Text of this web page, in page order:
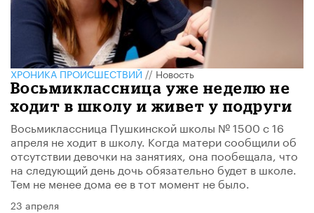
ХРОНИКА ПРОИСШЕСТВИЙ//Новость
Восьмиклассница уже неделю не
ходит в школу и живет у подруги
Восьмиклассница Пушкинской школы № 1500 с 16
апреля не ходит в школу. Когда матери сообщили об
отсутствии девочки на занятиях, она пообещала, что
на следующий день дочь обязательно будет в школе.
Тем не менее дома ее в тот момент не было.
23 апреля